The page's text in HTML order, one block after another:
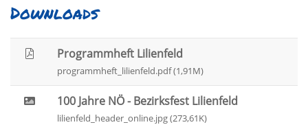
Downloads
Programmheft Lilienfeld
programmheft_lilienfeld.pdf (1,91M)
100 Jahre NÖ - Bezirksfest Lilienfeld
lilienfeld_header_online.jpg (273,61K)